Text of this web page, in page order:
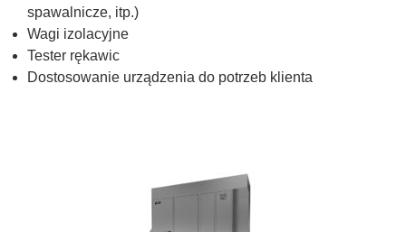
spawalnicze, itp.)
Wagi izolacyjne
Tester rękawic
Dostosowanie urządzenia do potrzeb klienta